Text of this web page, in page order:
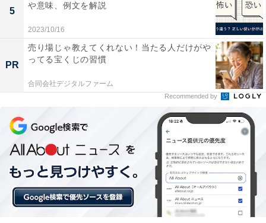
（2）職歴や実績など過去の経歴と実際の姿が違う
5
や意味、例文を解説
2023/10/16
PR
売り場じゃ教えてくれない！当たる人だけがや
ってる宝くじの習慣
合同会社デジタルファーム
Recommended by